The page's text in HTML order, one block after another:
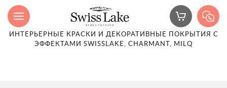
ИНТЕРЬЕРНЫЕ КРАСКИ И ДЕКОРАТИВНЫЕ ПОКРЫТИЯ С
ЭФФЕКТАМИ SWISSLAKE, CHARMANT, MILQ